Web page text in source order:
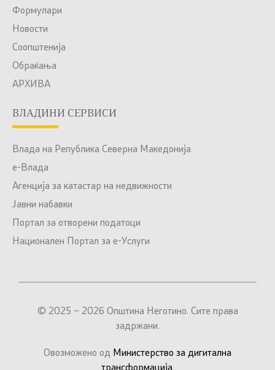
Формулари
Новости
Соопштенија
Обраќања
АРХИВА
ВЛАДИНИ СЕРВИСИ
Влада на Република Северна Македонија
е-Влада
Агенција за катастар на недвижности
Јавни набавки
Портал за отворени податоци
Национален Портал за е-Услуги
© 2025 – 2026 Општина Неготино. Сите права
задржани.
Овозможено од Министерство за дигитална